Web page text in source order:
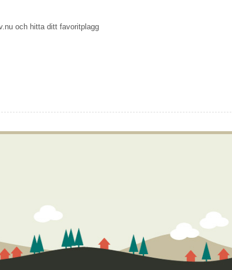
och hitta ditt favoritplagg